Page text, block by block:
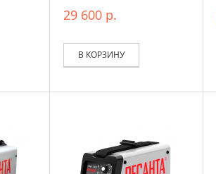
29 600 р.
В КОРЗИНУ